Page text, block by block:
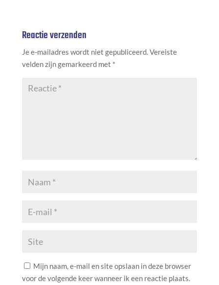
Reactie verzenden
Je e-mailadres wordt niet gepubliceerd.Vereiste
velden zijn gemarkeerd met *
Mijn naam, e-mail en site opslaan in deze browser
voor de volgende keer wanneer ik een reactie plaats.